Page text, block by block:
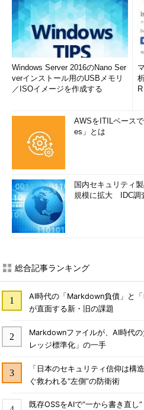
Windows Server 2016のNano Ser
verインストール用のUSBメモリ
／ISOイメージを作成する
AWSをITILベース
es」とは
国内セキュリティ
規模に拡大 IDC調
総合記事ランキング
AI時代の「Markdown負債」と
が直面する新・旧の課題
Markdownファイルが、AI時代
レッジ標準化」の一手
「日本のセキュリティ信仰は
ぐ救われる“左側”の防衛術
既存OSSをAIで“一から書き直